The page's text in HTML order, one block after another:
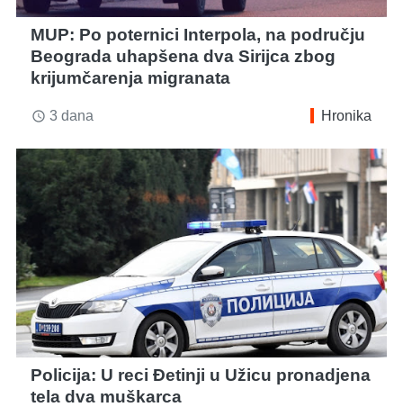
MUP: Po poternici Interpola, na području
Beograda uhapšena dva Sirijca zbog
krijumčarenja migranata
access_time 3 dana Hronika
Policija: U reci Đetinji u Užicu pronadjena
tela dva muškarca